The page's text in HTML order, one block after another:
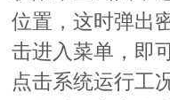
位置，这时弹出
击进入菜单，即
点击系统运行工